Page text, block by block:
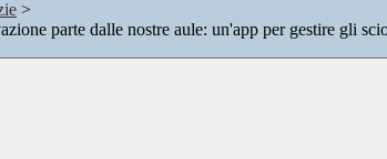
>
parte dalle nostre aule: un'app per gestire gli